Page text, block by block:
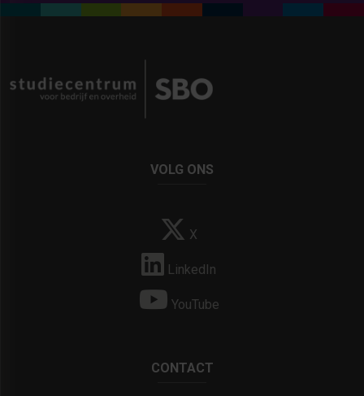
VOLG ONS
X
LinkedIn
YouTube
CONTACT